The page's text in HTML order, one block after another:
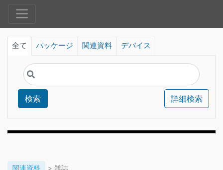
全て パッケージ 関連資料 デバイス
検索 詳細検索
関連資料 > 雑誌